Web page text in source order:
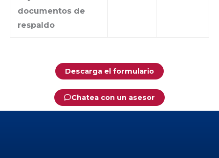
documentos de
respaldo
Descarga el formulario
Chatea con un asesor